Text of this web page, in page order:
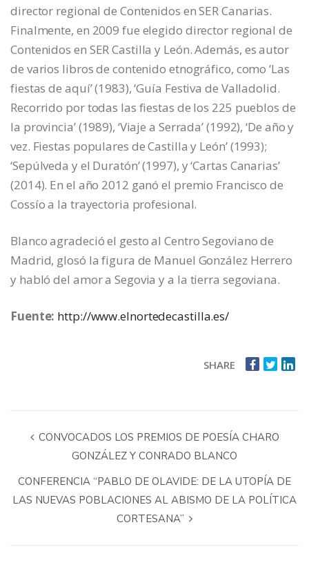
director regional de Contenidos en SER Canarias.
Finalmente, en 2009 fue elegido director regional de
Contenidos en SER Castilla y León. Además, es autor
de varios libros de contenido etnográfico, como ‘Las
fiestas de aquí’ (1983), ‘Guía Festiva de Valladolid.
Recorrido por todas las fiestas de los 225 pueblos de
la provincia’ (1989), ‘Viaje a Serrada’ (1992), ‘De año y
vez. Fiestas populares de Castilla y León’ (1993);
‘Sepúlveda y el Duratón’ (1997), y ‘Cartas Canarias’
(2014). En el año 2012 ganó el premio Francisco de
Cossío a la trayectoria profesional.
Blanco agradeció el gesto al Centro Segoviano de
Madrid, glosó la figura de Manuel González Herrero
y habló del amor a Segovia y a la tierra segoviana.
Fuente: http://www.elnortedecastilla.es/
SHARE
CONVOCADOS LOS PREMIOS DE POESÍA CHARO
GONZÁLEZ Y CONRADO BLANCO
CONFERENCIA “PABLO DE OLAVIDE: DE LA UTOPÍA DE
LAS NUEVAS POBLACIONES AL ABISMO DE LA POLÍTICA
CORTESANA”